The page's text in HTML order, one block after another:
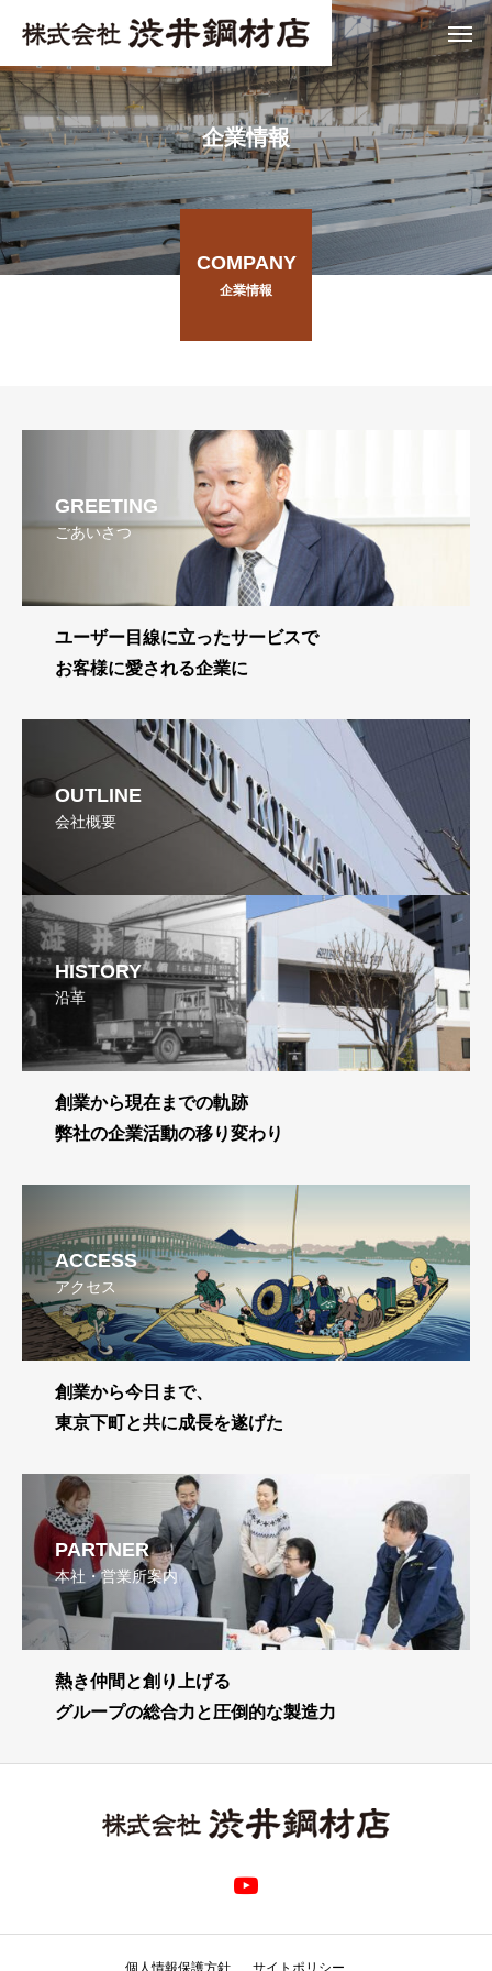
企業情報
COMPANY
企業情報
GREETING
ごあいさつ
ユーザー目線に立ったサービスで
お客様に愛される企業に
OUTLINE
会社概要
HISTORY
沿革
創業から現在までの軌跡
弊社の企業活動の移り変わり
ACCESS
アクセス
創業から今日まで、
東京下町と共に成長を遂げた
PARTNER
本社・営業所案内
熱き仲間と創り上げる
グループの総合力と圧倒的な製造力
個人情報保護方針 サイトポリシー